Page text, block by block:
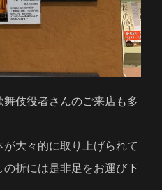
伎役者さんのご来店も多
大々的に取り上げられて
折には是非足をお運び下